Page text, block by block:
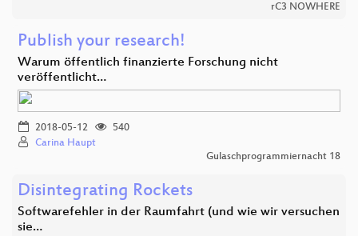
rC3 NOWHERE
Publish your research!
Warum öffentlich finanzierte Forschung nicht
veröffentlicht…
2018-05-12
540
Carina Haupt
Gulaschprogrammiernacht 18
Disintegrating Rockets
Softwarefehler in der Raumfahrt (und wie wir versuchen
sie…